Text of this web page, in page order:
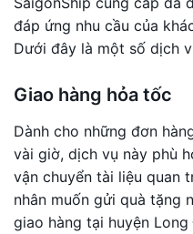
đáp ứng nhu cầu của
Dưới đây là một số dịch
Giao hàng hỏa tốc
Dành cho những đơn
vài giờ, dịch vụ này phù
vận chuyển tài liệu quan
nhân muốn gửi quà tặng
giao hàng tại huyện